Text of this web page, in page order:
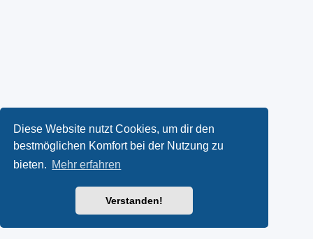
Diese Website nutzt Cookies, um dir den
bestmöglichen Komfort bei der Nutzung zu
bieten. Mehr erfahren
Verstanden!